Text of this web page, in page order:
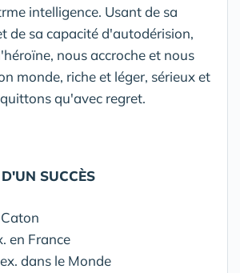
intelligence. Usant de sa
de sa capacité d'autodérision,
nous accroche et nous
monde, riche et léger, sérieux et
qu'avec regret.
SUCCÈS
en France
dans le Monde